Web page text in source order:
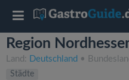
Region
Land: Deutschland •
Städte
T
o
g